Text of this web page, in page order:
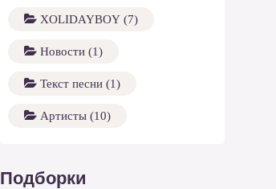
XOLIDAYBOY (7)
Новости (1)
Текст песни (1)
Артисты (10)
Подборки